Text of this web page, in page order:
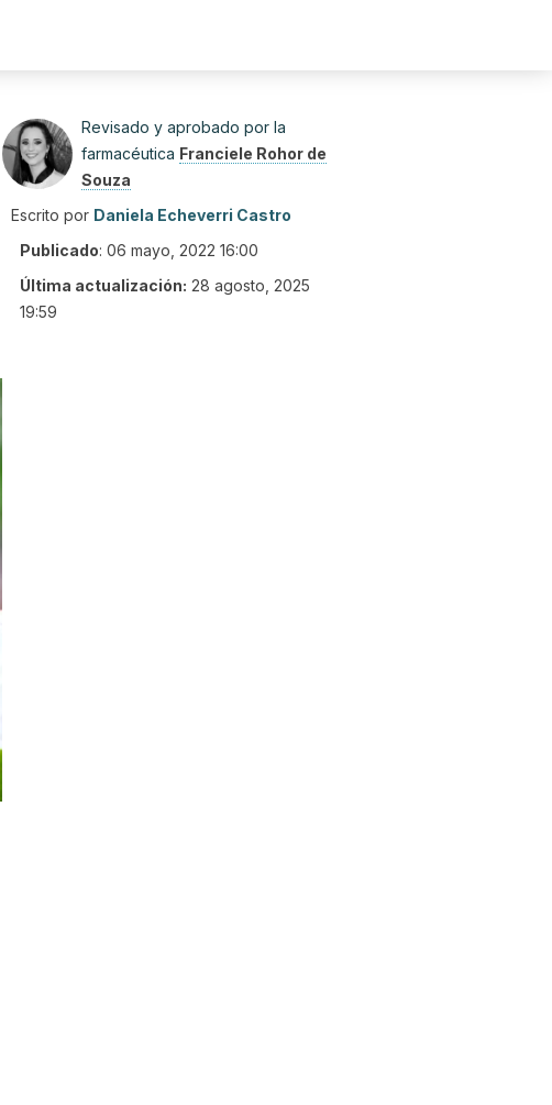
Revisado y aprobado por la
farmacéutica Franciele Rohor de
Souza
Escrito por Daniela Echeverri Castro
Publicado: 06 mayo, 2022 16:00
Última actualización: 28 agosto, 2025
19:59